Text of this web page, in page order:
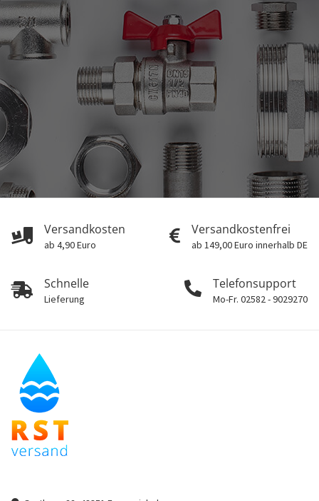
Versandkosten
ab 4,90 Euro
Versandkostenfrei
ab 149,00 Euro innerhalb DE
Schnelle
Lieferung
Telefonsupport
Mo-Fr. 02582 - 9029270